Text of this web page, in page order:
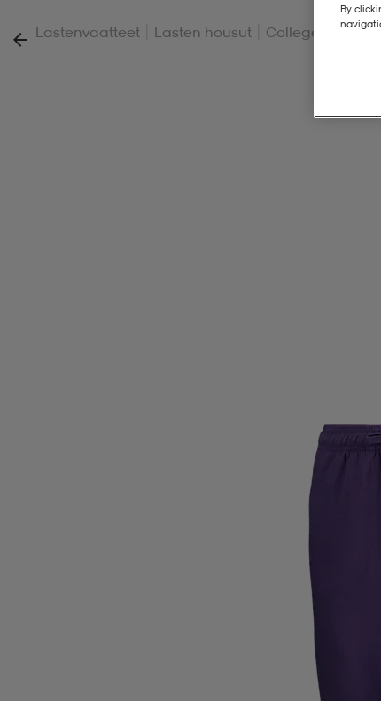
Lastenvaatteet Lasten housut Collegehousut |
By